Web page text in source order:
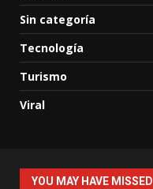
Sin categoría
Tecnología
Turismo
Viral
YOU MAY HAVE MISSED